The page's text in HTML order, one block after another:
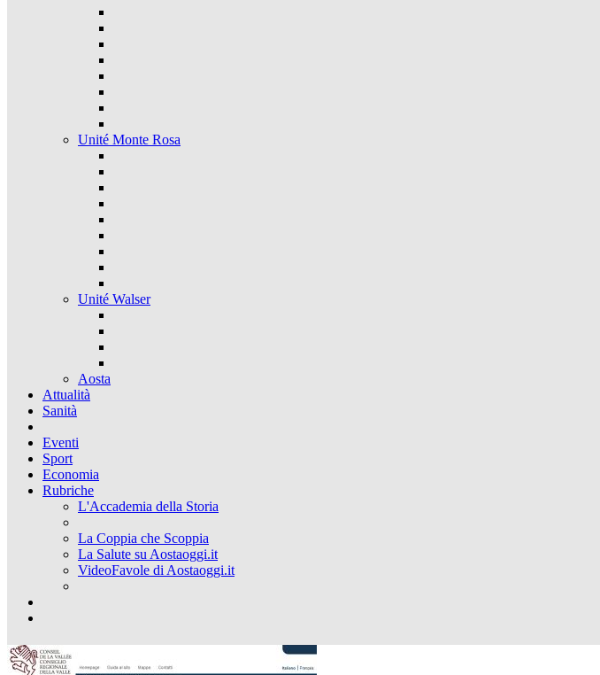
Unité Monte Rosa
Unité Walser
Aosta
Attualità
Sanità
Eventi
Sport
Economia
Rubriche
L'Accademia della Storia
La Coppia che Scoppia
La Salute su Aostaoggi.it
VideoFavole di Aostaoggi.it